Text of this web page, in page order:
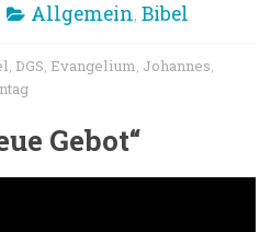
Allgemein,Bibel
, DGS, Evangelium, Johannes,
Gebot“